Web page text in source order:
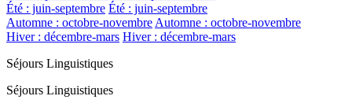
Été : juin-septembre Été : juin-septembre
Automne : octobre-novembreAutomne : octobre-novembre
Hiver : décembre-mars Hiver : décembre-mars
Séjours Linguistiques
Séjours Linguistiques